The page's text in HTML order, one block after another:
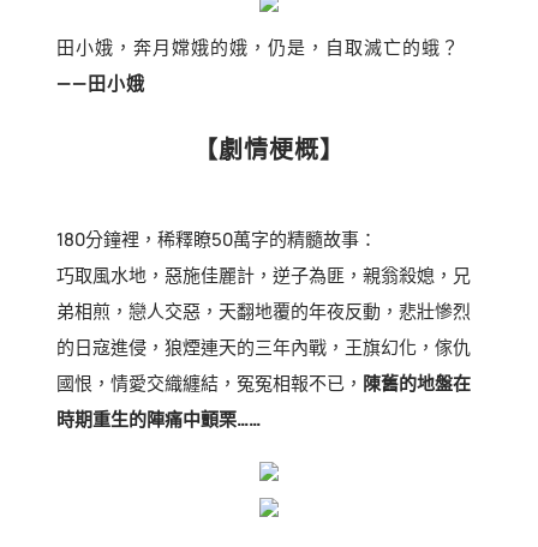
田小娥，奔月嫦娥的娥，仍是，自取滅亡的蛾？
——田小娥
【劇情梗概】
180分鐘裡，稀釋瞭50萬字的精髓故事：
巧取風水地，惡施佳麗計，逆子為匪，親翁殺媳，兄
弟相煎，戀人交惡，天翻地覆的年夜反動，悲壯慘烈
的日寇進侵，狼煙連天的三年內戰，王旗幻化，傢仇
國恨，情愛交織纏結，冤冤相報不已， 陳舊的地盤在
時期重生的陣痛中顫栗……